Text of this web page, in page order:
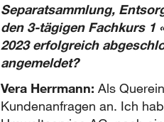
Separatsammlung,
den 3-tägigen Fachkurs 1
2023 erfolgreich
angemeldet?
Vera Herrmann: Als
Kundenanfragen an. Ich